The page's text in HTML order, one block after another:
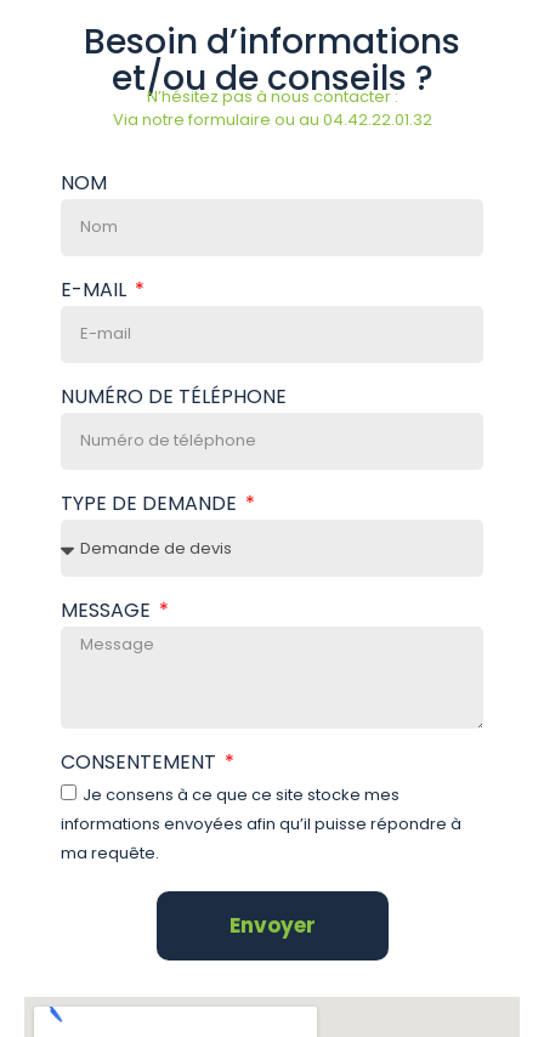
Besoin d’informations
et/ou de conseils ?
N’hésitez pas à nous contacter :
Via notre formulaire ou au 04.42.22.01.32
NOM
E-MAIL
NUMÉRO DE TÉLÉPHONE
TYPE DE DEMANDE
MESSAGE
CONSENTEMENT
Je consens à ce que ce site stocke mes
informations envoyées afin qu’il puisse répondre à
ma requête.
Envoyer